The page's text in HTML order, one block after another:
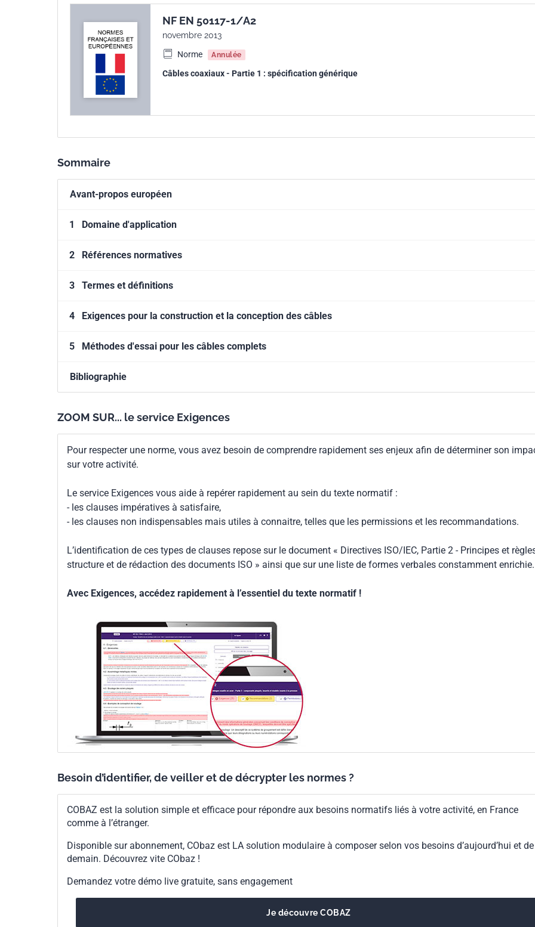
NF EN 50117-1/A2
novembre 2013
Norme
Annulée
Câbles coaxiaux - Partie 1 : spécification générique
Sommaire
Avant-propos européen
1 Domaine d'application
2 Références normatives
3 Termes et définitions
4 Exigences pour la construction et la conception des câbles
5 Méthodes d'essai pour les câbles complets
Bibliographie
ZOOM SUR... le service Exigences
Pour respecter une norme, vous avez besoin de comprendre rapidement ses enjeux afin de déterminer son
sur votre activité.
Le service Exigences vous aide à repérer rapidement au sein du texte normatif :
- les clauses impératives à satisfaire,
- les clauses non indispensables mais utiles à connaitre, telles que les permissions et les recommandations.
L’identification de ces types de clauses repose sur le document « Directives ISO/IEC, Partie 2 - Principes et
structure et de rédaction des documents ISO » ainsi que sur une liste de formes verbales constamment enrichie.
Avec Exigences, accédez rapidement à l’essentiel du texte normatif !
Besoin d’identifier, de veiller et de décrypter les normes ?
COBAZ est la solution simple et efficace pour répondre aux besoins normatifs liés à votre activité, en France
comme à l’étranger.
Disponible sur abonnement, CObaz est LA solution modulaire à composer selon vos besoins d’aujourd’hui et de
demain. Découvrez vite CObaz !
Demandez votre démo live gratuite, sans engagement
Je découvre COBAZ